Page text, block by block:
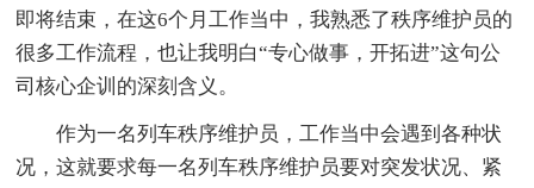
即将结束，在这6个月工作当中，我熟悉了秩序维护员的
很多工作流程，也让我明白“专心做事，开拓进”这句公
司核心企训的深刻含义。
作为一名列车秩序维护员，工作当中会遇到各种状
况，这就要求每一名列车秩序维护员要对突发状况、紧